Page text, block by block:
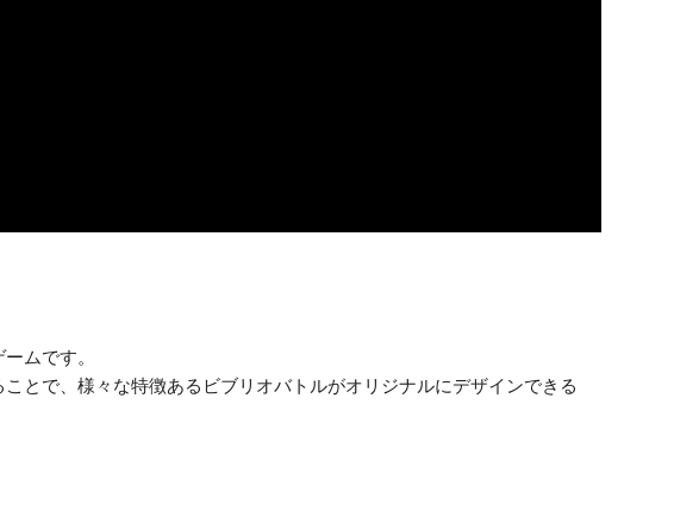
ムです。
とで、様々な特徴あるビブリオバトルがオリジナルにデザインできる